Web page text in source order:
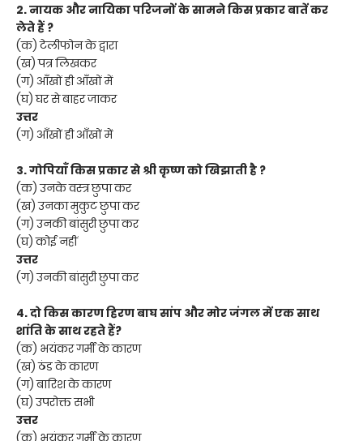
2. नायक और नायिका परिजनों के सामने किस प्रकार बातें कर
लेते हैं ?
(क) टेलीफोन के द्वारा
(ख) पत्र लिखकर
(ग) आँखों ही आँखों में
(घ) घर से बाहर जाकर
उत्तर
(ग) आँखों ही आँखों में
3. गोपियाँ किस प्रकार से श्री कृष्ण को खिझाती है ?
(क) उनके वस्त्र छुपा कर
(ख) उनका मुकुट छुपा कर
(ग) उनकी बांसुरी छुपा कर
(घ) कोई नहीं
उत्तर
(ग) उनकी बांसुरी छुपा कर
4. दो किस कारण हिरण बाघ सांप और मोर जंगल में एक साथ
शांति के साथ रहते हैं?
(क) भयंकर गर्मी के कारण
(ख) ठंड के कारण
(ग) बारिश के कारण
(घ) उपरोक्त सभी
उत्तर
(क) भयंकर गर्मी के कारण